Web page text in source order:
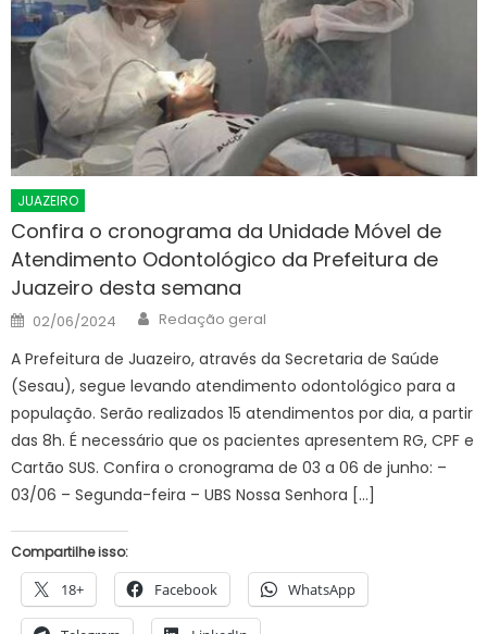
JUAZEIRO
Confira o cronograma da Unidade Móvel de
Atendimento Odontológico da Prefeitura de
Juazeiro desta semana
Posted
on
02/06/2024 Author
Redação geral
A Prefeitura de Juazeiro, através da Secretaria de Saúde
(Sesau), segue levando atendimento odontológico para a
população. Serão realizados 15 atendimentos por dia, a partir
das 8h. É necessário que os pacientes apresentem RG, CPF e
Cartão SUS. Confira o cronograma de 03 a 06 de junho: –
03/06 – Segunda-feira – UBS Nossa Senhora […]
Compartilhe isso:
18+ Facebook WhatsApp